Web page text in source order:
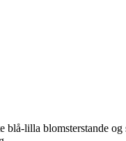
lilla blomsterstande